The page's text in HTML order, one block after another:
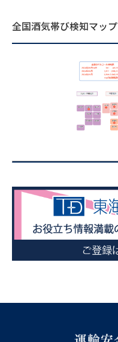
全国酒気帯び検知マップ